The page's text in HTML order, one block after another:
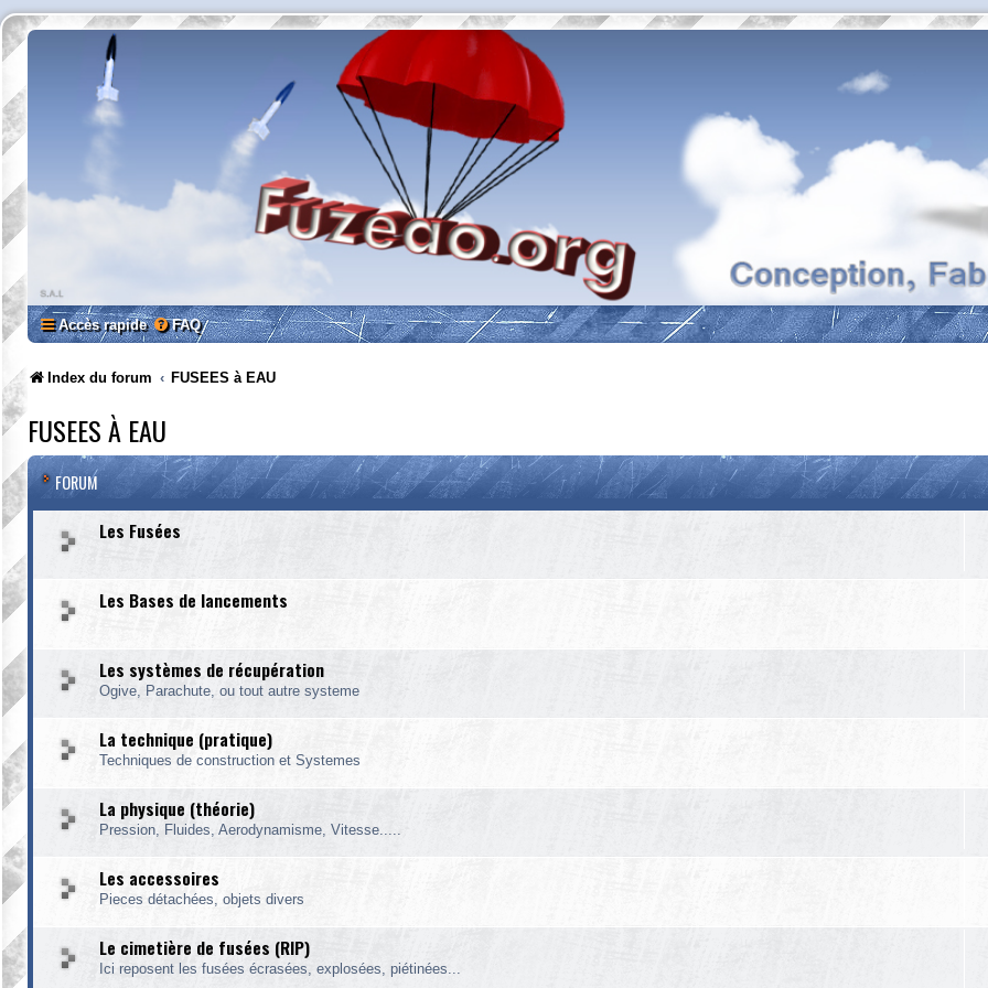
Accès rapide FAQ
Index du forum FUSEES à EAU
FUSEES À EAU
FORUM
Les Fusées
Les Bases de lancements
Les systèmes de récupération
Ogive, Parachute, ou tout autre systeme
La technique (pratique)
Techniques de construction et Systemes
La physique (théorie)
Pression, Fluides, Aerodynamisme, Vitesse.....
Les accessoires
Pieces détachées, objets divers
Le cimetière de fusées (RIP)
Ici reposent les fusées écrasées, explosées, piétinées...